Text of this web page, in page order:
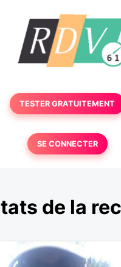
TESTER GRATUITEMENT
SE CONNECTER
de la